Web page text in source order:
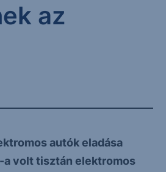
az
autók eladása
a volt tisztán elektromos